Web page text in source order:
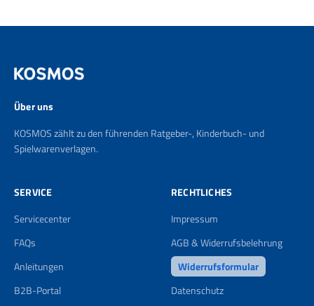
Über uns
KOSMOS zählt zu den führenden Ratgeber-, Kinderbuch- und
Spielwarenverlagen.
SERVICE
Servicecenter
FAQs
Anleitungen
B2B-Portal
RECHTLICHES
Impressum
AGB & Widerrufsbelehrung
Widerrufsformular
Datenschutz